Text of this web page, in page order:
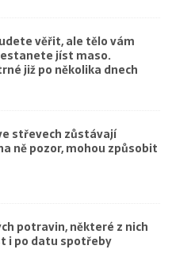
věřit, ale tělo vám
jíst maso.
již po několika dnech
střevech zůstávají
ně pozor, mohou způsobit
potravin, některé z nich
i po datu spotřeby